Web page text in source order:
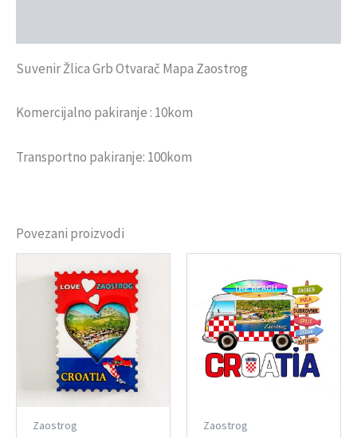
Suvenir Žlica Grb Otvarač Mapa Zaostrog
Komercijalno pakiranje : 10kom
Transportno pakiranje: 100kom
Povezani proizvodi
Zaostrog Zaostrog